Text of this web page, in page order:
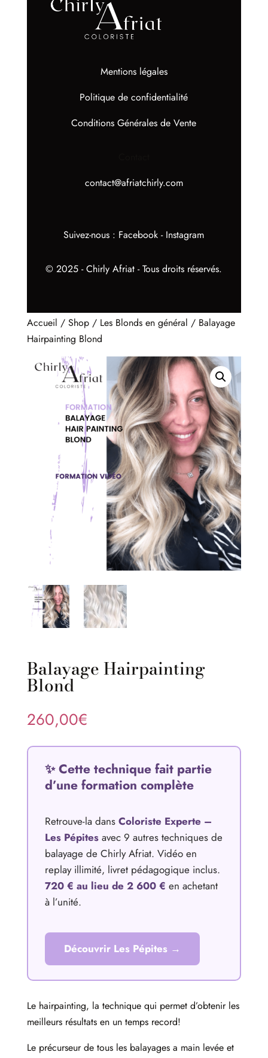
Mentions légales
Politique de confidentialité
Conditions Générales de Vente
contact@afriatchirly.com
Suivez-nous : Facebook - Instagram
© 2025 - Chirly Afriat - Tous droits réservés.
Accueil / Shop/ Les Blonds en général / Balayage
Hairpainting Blond
Balayage Hairpainting
Blond
260,00€
✨ Cette technique fait partie
d’une formation complète
Retrouve-la dans Coloriste Experte –
Les Pépitesavec 9 autres techniques de
balayage de Chirly Afriat. Vidéo en
replay illimité, livret pédagogique inclus.
720 € au lieu de 2 600 € en achetant
à l’unité.
Découvrir Les Pépites →
Le hairpainting, la technique qui permet d’obtenir les
meilleurs résultats en un temps record!
Le précurseur de tous les balayages a main levée et